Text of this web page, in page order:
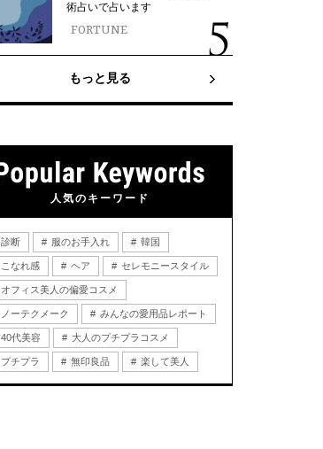
術占いで占います
FORTUNE
もっと見る
人気のキーワード
診断 服のお手入れ 韓国
こなれ感 ヘア セレモニースタイル
オフィス美人の偏愛コスメ
ノーテクメーク みんなの愛用品レポート
40代美容 大人のプチプラコスメ
プチプラ 無印良品 楽して美人